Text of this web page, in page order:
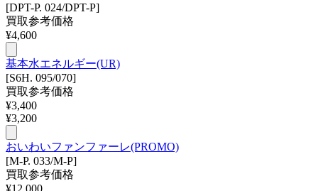
[DPT-P. 024/DPT-P]
買取参考価格
¥4,600
基本水エネルギー(UR)
[S6H. 095/070]
買取参考価格
¥3,400
¥3,200
おいわいファンファーレ(PROMO)
[M-P. 033/M-P]
買取参考価格
¥12,000